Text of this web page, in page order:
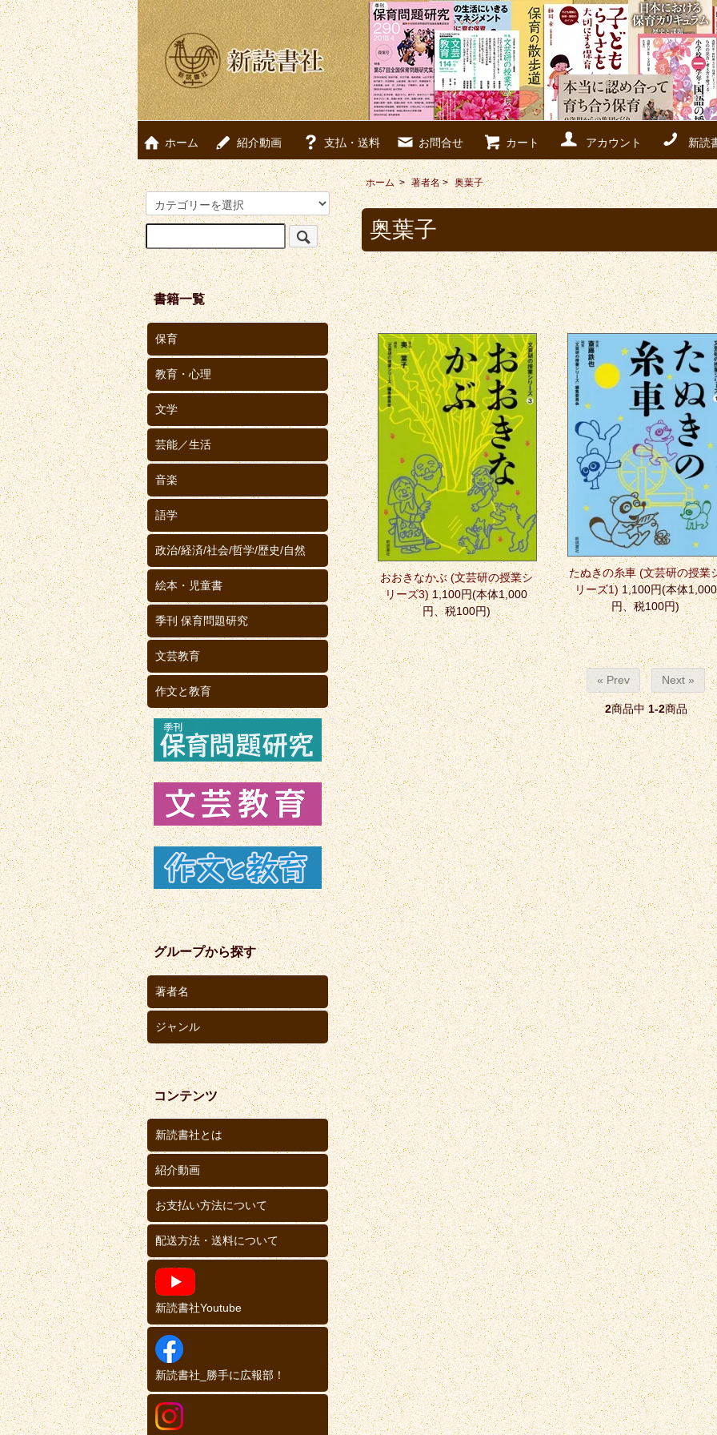
ホーム 紹介動画 支払・送料 お問合せ カート アカウント 新読
ホーム > 著者名> 奥葉子
奥葉子
おおきなかぶ (文芸研の授業シ
リーズ3)1,100円(本体1,000
円、税100円)
たぬきの糸車 (文芸研の授業
リーズ1)1,100円(本体1,000
円、税100円)
« Prev Next »
2商品中 1-2商品
書籍一覧
保育
教育・心理
文学
芸能／生活
音楽
語学
政治/経済/社会/哲学/歴史/自然
絵本・児童書
季刊 保育問題研究
文芸教育
作文と教育
グループから探す
著者名
ジャンル
コンテンツ
新読書社とは
紹介動画
お支払い方法について
配送方法・送料について
新読書社Youtube
新読書社_勝手に広報部！